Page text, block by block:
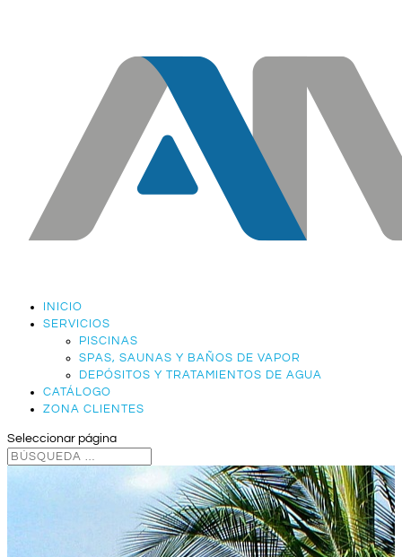
INICIO
SERVICIOS
PISCINAS
SPAS, SAUNAS Y BAÑOS DE VAPOR
DEPÓSITOS Y TRATAMIENTOS DE AGUA
CATÁLOGO
ZONA CLIENTES
Seleccionar página